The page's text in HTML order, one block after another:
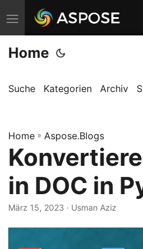
N
a
v
g
i
o
n
u
m
Home
Suche Kategorien Archiv
Home » Aspose.Blogs
in DOC in
März 15, 2023 · Usman Aziz